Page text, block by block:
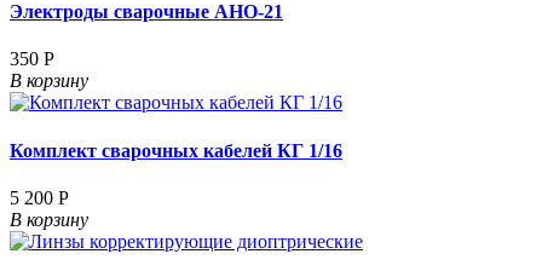
Электроды сварочные АНО-21
350 Р
В корзину
Комплект сварочных кабелей КГ 1/16
5 200 Р
В корзину